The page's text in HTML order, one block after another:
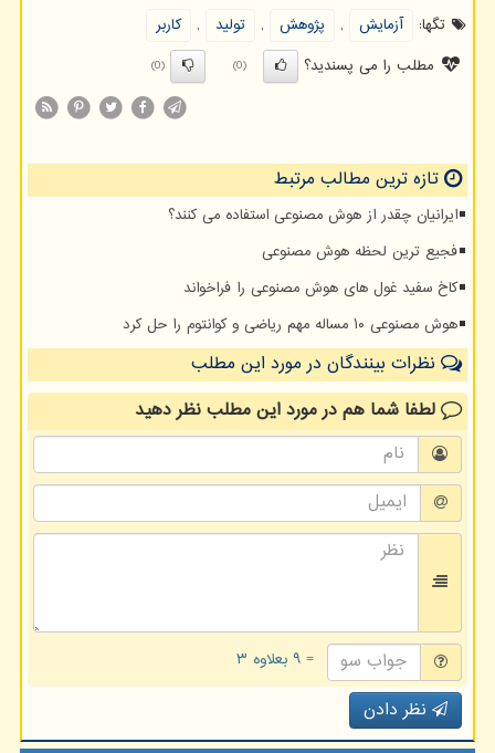
تگها:
آزمایش , پژوهش , تولید ,
كاربر
مطلب را می پسندید؟
(0)
(0)
تازه ترین مطالب مرتبط
ایرانیان چقدر از هوش مصنوعی استفاده می کنند؟
فجیع ترین لحظه هوش مصنوعی
کاخ سفید غول های هوش مصنوعی را فراخواند
هوش مصنوعی ۱۰ مساله مهم ریاضی و کوانتوم را حل کرد
نظرات بینندگان در مورد این مطلب
لطفا شما همدر مورد این مطلبنظر دهید
= ۹ بعلاوه ۳
نظر دادن